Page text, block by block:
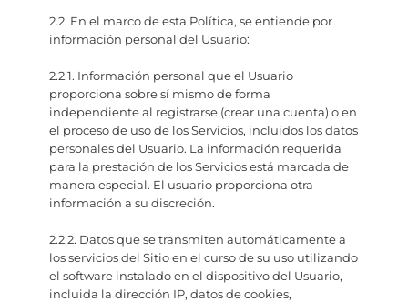
2.2. En el marco de esta Política, se entiende por
información personal del Usuario:
2.2.1. Información personal que el Usuario
proporciona sobre sí mismo de forma
independiente al registrarse (crear una cuenta) o en
el proceso de uso de los Servicios, incluidos los datos
personales del Usuario. La información requerida
para la prestación de los Servicios está marcada de
manera especial. El usuario proporciona otra
información a su discreción.
2.2.2. Datos que se transmiten automáticamente a
los servicios del Sitio en el curso de su uso utilizando
el software instalado en el dispositivo del Usuario,
incluida la dirección IP, datos de cookies,